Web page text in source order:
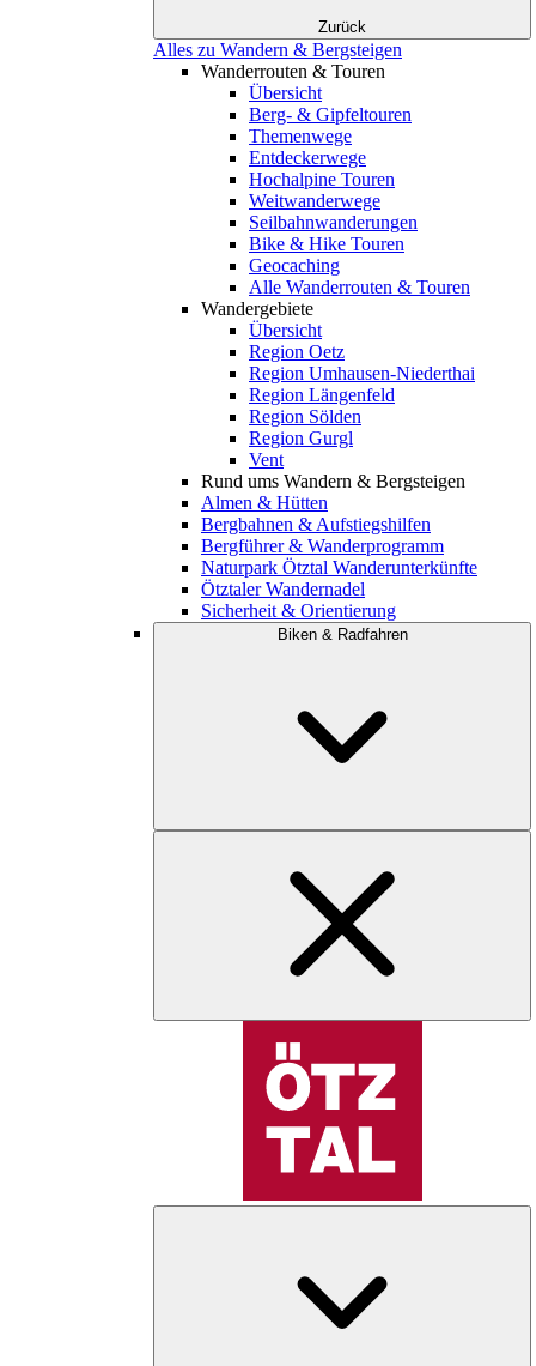
Zurück
Alles zu Wandern & Bergsteigen
Wanderrouten & Touren
Übersicht
Berg- & Gipfeltouren
Themenwege
Entdeckerwege
Hochalpine Touren
Weitwanderwege
Seilbahnwanderungen
Bike & Hike Touren
Geocaching
Alle Wanderrouten & Touren
Wandergebiete
Übersicht
Region Oetz
Region Umhausen-Niederthai
Region Längenfeld
Region Sölden
Region Gurgl
Vent
Rund ums Wandern & Bergsteigen
Almen & Hütten
Bergbahnen & Aufstiegshilfen
Bergführer & Wanderprogramm
Naturpark Ötztal Wanderunterkünfte
Ötztaler Wandernadel
Sicherheit & Orientierung
Biken & Radfahren